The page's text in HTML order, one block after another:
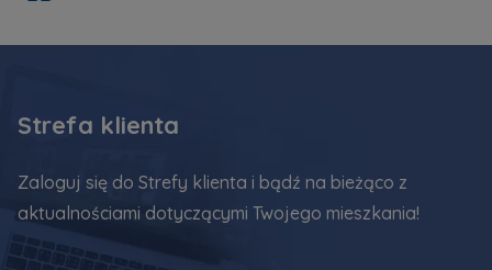
Strefa klienta
Zaloguj się do Strefy klienta i bądź na bieżąco z
aktualnościami dotyczącymi Twojego mieszkania!